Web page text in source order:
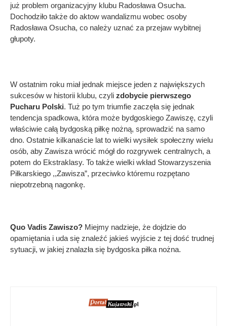
już problem organizacyjny klubu Radosława Osucha.
Dochodziło także do aktow wandalizmu wobec osoby
Radosława Osucha, co należy uznać za przejaw wybitnej
głupoty.
W ostatnim roku miał jednak miejsce jeden z największych
sukcesów w historii klubu, czyli zdobycie pierwszego
Pucharu Polski. Tuż po tym triumfie zaczęła się jednak
tendencja spadkowa, która może bydgoskiego Zawiszę, czyli
właściwie całą bydgoską piłkę nożną, sprowadzić na samo
dno. Ostatnie kilkanaście lat to wielki wysiłek społeczny wielu
osób, aby Zawisza wrócić mógł do rozgrywek centralnych, a
potem do Ekstraklasy. To także wielki wkład Stowarzyszenia
Piłkarskiego ,,Zawisza”, przeciwko któremu rozpętano
niepotrzebną nagonkę.
Quo Vadis Zawiszo? Miejmy nadzieje, że dojdzie do
opamiętania i uda się znaleźć jakieś wyjście z tej dość trudnej
sytuacji, w jakiej znalazła się bydgoska piłka nożna.